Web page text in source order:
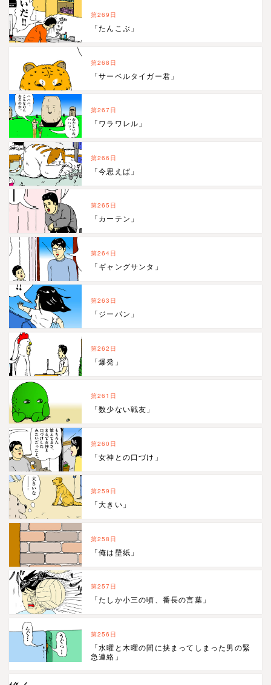
第269日
「たんこぶ」
第268日
「サーベルタイガー君」
第267日
「ワラワレル」
第266日
「今思えば」
第265日
「カーテン」
第264日
「ギャングサンタ」
第263日
「ジーパン」
第262日
「爆発」
第261日
「数少ない戦友」
第260日
「女神との口づけ」
第259日
「大きい」
第258日
「俺は壁紙」
第257日
「たしか小三の頃、番長の言葉」
第256日
「水曜と木曜の間に挟まってしまった男の緊
急連絡」